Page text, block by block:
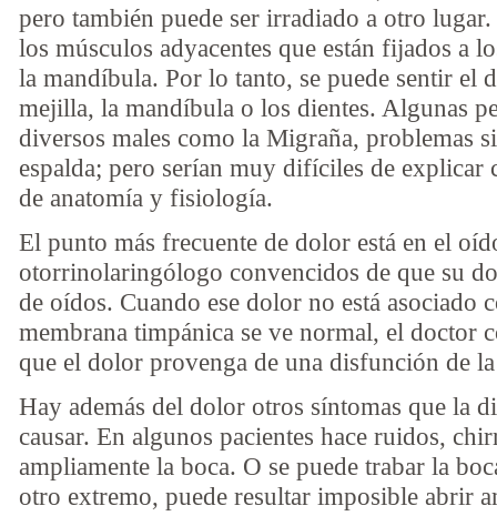
pero también puede ser irradiado a otro
los músculos adyacentes que están fijados a
la mandíbula. Por lo tanto, se puede sentir el
mejilla, la mandíbula o los dientes. Algunas
diversos males como la Migraña, problemas
espalda; pero serían muy difíciles de explicar
de anatomía y fisiología.
El punto más frecuente de dolor está en el
otorrinolaringólogo convencidos de que su
de oídos. Cuando ese dolor no está asociado
membrana timpánica se ve normal, el doctor
que el dolor provenga de una disfunción de
Hay además del dolor otros síntomas que la
causar. En algunos pacientes hace ruidos,
ampliamente la boca. O se puede trabar la
otro extremo, puede resultar imposible abrir